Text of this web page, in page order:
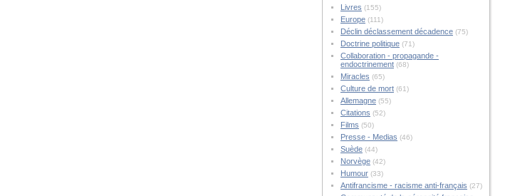
Livres (155)
Europe(111)
Déclin déclassement décadence(75)
Doctrine politique(71)
Collaboration - propagande -
endoctrinement(68)
Miracles (65)
Culture de mort(61)
Allemagne(55)
Citations (52)
Films (50)
Presse - Medias (46)
Suède(44)
Norvège(42)
Humour(33)
Antifrancisme - racisme anti-français (27)